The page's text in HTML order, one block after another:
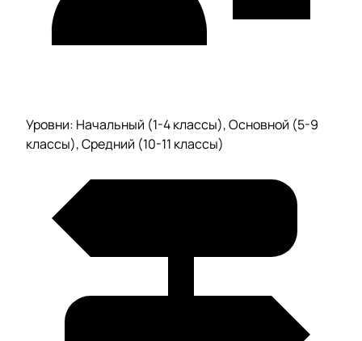
Уровни: Начальный (1-4 классы), Основной (5-9
классы), Средний (10-11 классы)